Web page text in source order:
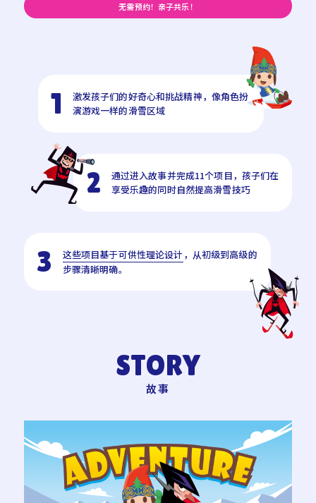
无需预约！亲子共乐！
1
激发孩子们的好奇心和挑战精神，像角色扮
演游戏一样的滑雪区域
2
通过进入故事并完成11个项目，孩子们在
享受乐趣的同时自然提高滑雪技巧
3 这些项目基于可供性理论设计，从初级到高级的
步骤清晰明确。
STORY
故事